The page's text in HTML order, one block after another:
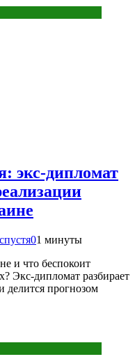
экс-дипломат
01 минуты
и что беспокоит
Экс-дипломат разбирает
делится прогнозом